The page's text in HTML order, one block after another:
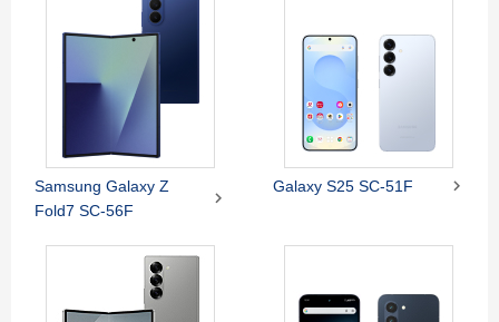
Samsung Galaxy Z
Fold7 SC-56F

Galaxy S25 SC-51F 